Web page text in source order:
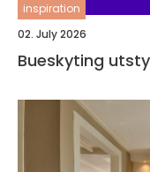
inspiration
02. July 2026
Bueskyting